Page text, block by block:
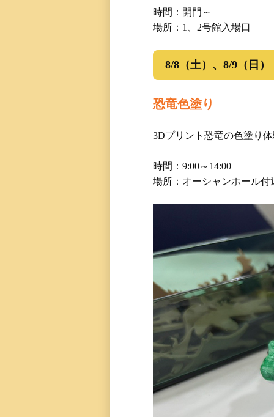
時間：開門～
場所：1、2号館入場口
8/8（土）、8/9（日）
恐竜色塗り
3Dプリント恐竜の色塗り
時間：9:00～14:00
場所：オーシャンホール付